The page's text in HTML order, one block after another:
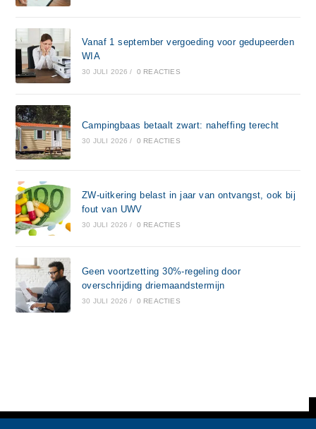
Vanaf 1 september vergoeding voor gedupeerden
WIA
30 JULI 2026 / 0 REACTIES
Campingbaas betaalt zwart: naheffing terecht
30 JULI 2026 / 0 REACTIES
ZW-uitkering belast in jaar van ontvangst, ook bij
fout van UWV
30 JULI 2026 / 0 REACTIES
Geen voortzetting 30%-regeling door
overschrijding driemaandstermijn
30 JULI 2026 / 0 REACTIES